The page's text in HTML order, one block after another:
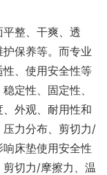
整、干爽、透
保养等。而专业
、使用安全性等
定性、固定性、
外观、耐用性和
力分布、剪切力/
床垫使用安全性
切力/摩擦力、温